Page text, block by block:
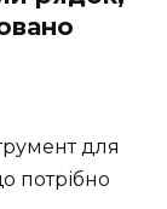
для
потрібно